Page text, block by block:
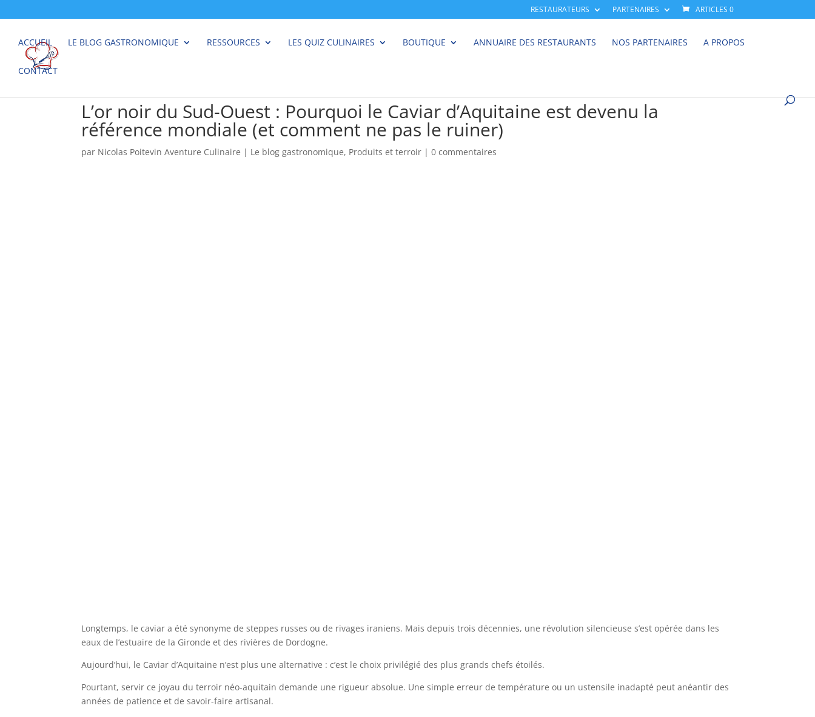
RESTAURATEURS PARTENAIRES ARTICLES 0
ACCUEIL LE BLOG GASTRONOMIQUE RESSOURCES LES QUIZ CULINAIRES BOUTIQUE ANNUAIRE DES RESTAURANTS NOS PARTENAIRES A PROPOS
CONTACT
L’or noir du Sud-Ouest : Pourquoi le Caviar d’Aquitaine est devenu la
référence mondiale (et comment ne pas le ruiner)
par Nicolas Poitevin Aventure Culinaire | Le blog gastronomique, Produits et terroir |0 commentaires
Longtemps, le caviar a été synonyme de steppes russes ou de rivages iraniens. Mais depuis trois décennies, une révolution silencieuse s’est opérée dans les
eaux de l’estuaire de la Gironde et des rivières de Dordogne.
Aujourd’hui, le Caviar d’Aquitaine n’est plus une alternative : c’est le choix privilégié des plus grands chefs étoilés.
Pourtant, servir ce joyau du terroir néo-aquitain demande une rigueur absolue. Une simple erreur de température ou un ustensile inadapté peut anéantir des
années de patience et de savoir-faire artisanal.